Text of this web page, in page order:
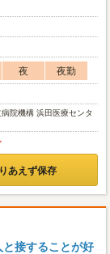
夜
夜勤
院機構 浜田医療センタ
あえず保存
と接することが好